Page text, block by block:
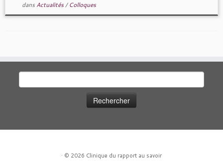
dans Actualités/Colloques
· © 2026 Clinique du rapport au savoir